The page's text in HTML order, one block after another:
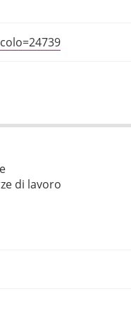
di lavoro